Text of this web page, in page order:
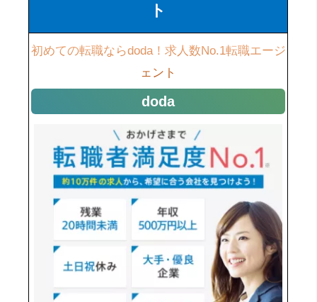
ト
初めての転職ならdoda！求人数No.1転職エージ
ェント
doda